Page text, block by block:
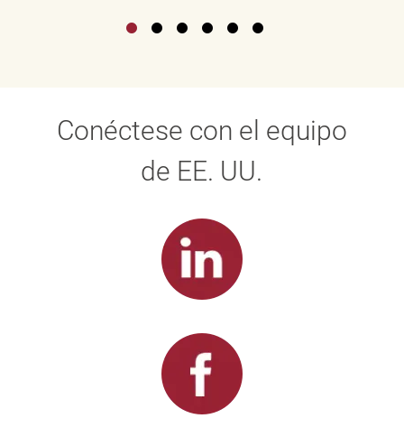
Conéctese con el equipo
de EE. UU.